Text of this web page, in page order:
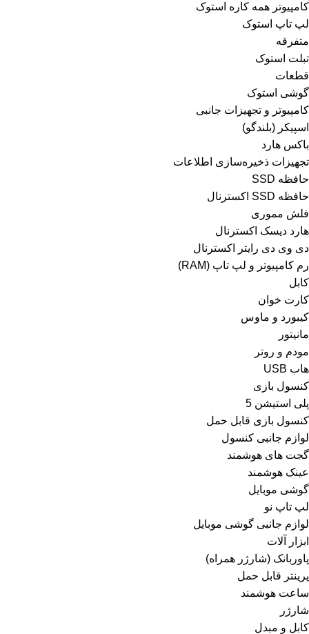
کامپیوتر همه کاره استوک
لپ تاپ استوک
متفرقه
تبلت استوک
قطعات
گوشی استوک
کامپیوتر و تجهیزات جانبی
اسپیکر (بلندگو)
باکس هارد
تجهیزات ذخیره‌سازی اطلاعات
حافظه SSD
حافظه SSD اکسترنال
فلش مموری
هارد دیسک اکسترنال
دی وی دی رایتر اکسترنال
رم کامپیوتر و لپ تاپ (RAM)
کابل
کارت خوان
کیبورد و ماوس
مانیتور
مودم و روتر
هاب USB
کنسول بازی
پلی استیشن 5
کنسول بازی قابل حمل
لوازم جانبی کنسول
گجت های هوشمند
عینک هوشمند
گوشی موبایل
لپ تاپ نو
لوازم جانبی گوشی موبایل
ابزار آلات
پاوربانک (شارژر همراه)
پرینتر قابل حمل
ساعت هوشمند
شارژر
کابل و مبدل